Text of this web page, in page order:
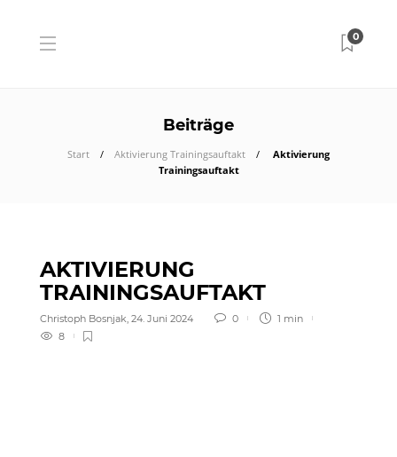
0
Beiträge
Start Aktivierung Trainingsauftakt
Aktivierung
Trainingsauftakt
AKTIVIERUNG
TRAININGSAUFTAKT
Christoph Bosnjak, 24. Juni 2024 0
1 min
8